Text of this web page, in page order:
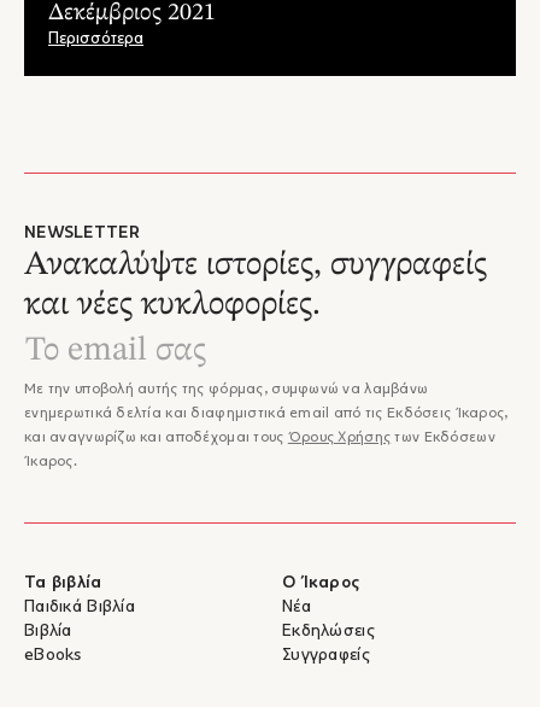
Δεκέμβριος 2021
Περισσότερα
NEWSLETTER
Ανακαλύψτε ιστορίες, συγγραφείς
και νέες κυκλοφορίες.
Με την υποβολή αυτής της φόρμας, συμφωνώ να λαμβάνω
ενημερωτικά δελτία και διαφημιστικά email από τις Εκδόσεις Ίκαρος,
και αναγνωρίζω και αποδέχομαι τους Όρους Χρήσης των Εκδόσεων
Ίκαρος.
Τα βιβλία
Παιδικά Βιβλία
Βιβλία
eBooks
Ο Ίκαρος
Νέα
Εκδηλώσεις
Συγγραφείς